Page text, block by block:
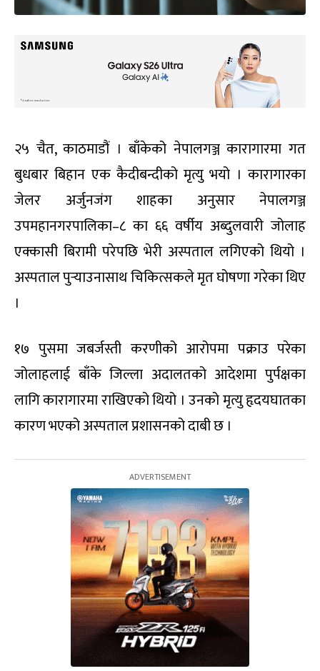
२५ चैत, काठमाडौं । बाँकेको नेपालगञ्ज कारागारमा गत
बुधबार बिहान एक कैदीबन्दीको मृत्यु भयो । कारागारका
जेलर अर्जुनजंग शाहका अनुसार नेपालगञ्ज
उपमहानगरपालिका–८ का ६६ वर्षीय अब्दुलवारी जोलाह
एक्कासी बिरामी परेपछि भेरी अस्पताल लगिएको थियो ।
अस्पताल पुर्‍याउनासाथ चिकित्सकले मृत घोषणा गरेका थिए
।
१७ पुसमा जबर्जस्ती करणीको आरोपमा पक्राउ परेका
जोलाहलाई बाँके जिल्ला अदालतको आदेशमा पुर्पक्षका
लागि कारागारमा राखिएको थियो । उनको मृत्यु हृदयघातका
कारण भएको अस्पताल प्रशासनको दाबी छ ।